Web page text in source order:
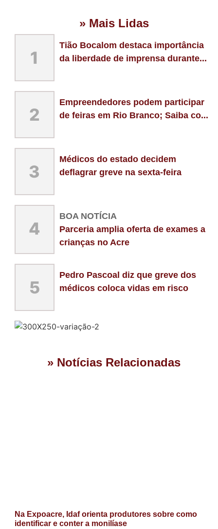
» Mais Lidas
1
Tião Bocalom destaca importância
da liberdade de imprensa durante...
2
Empreendedores podem participar
de feiras em Rio Branco; Saiba co...
3
Médicos do estado decidem
deflagrar greve na sexta-feira
4
BOA NOTÍCIA
Parceria amplia oferta de exames a
crianças no Acre
5
Pedro Pascoal diz que greve dos
médicos coloca vidas em risco
» Notícias Relacionadas
Na Expoacre, Idaf orienta produtores sobre como
identificar e conter a monilíase